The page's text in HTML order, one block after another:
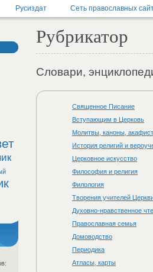
Рубрикатор
Словари,
Священное Писание
Вступающим в Церковь
Молитвы, каноны,
История религий и
Церковное искусство
Философия и религия
Филология
Творения учителей
Духовно-нравственное
Православная семья
Домоводство
Периодика
Атласы, карты